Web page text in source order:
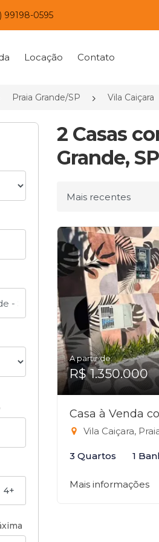
99198-0595
Locação Contato
Praia Grande/SP Vila Caiçara
4+
2 Casas
Grande, SP
Ordenar por
A partir de:
R$ 1.350.000
Casa à Venda
Vila Caiçara,
3 Quartos 1
Mais informações